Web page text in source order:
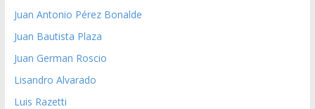
Juan Antonio Pérez Bonalde
Juan Bautista Plaza
Juan German Roscio
Lisandro Alvarado
Luis Razetti